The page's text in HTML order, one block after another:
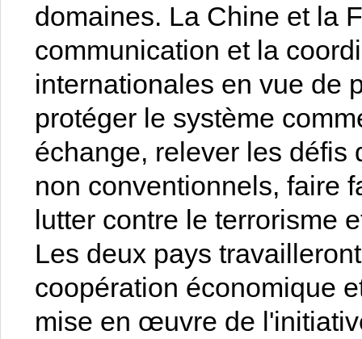
domaines. La Chine et la
communication et la
internationales en vue de
protéger le système
échange, relever les défis
non conventionnels, faire
lutter contre le terrorisme
Les deux pays
coopération économique
mise en œuvre de